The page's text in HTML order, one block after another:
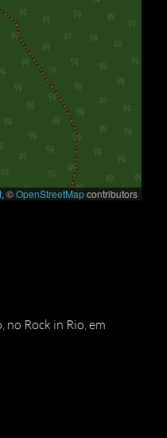
, ©OpenStreetMapcontributors
no Rock in Rio, em